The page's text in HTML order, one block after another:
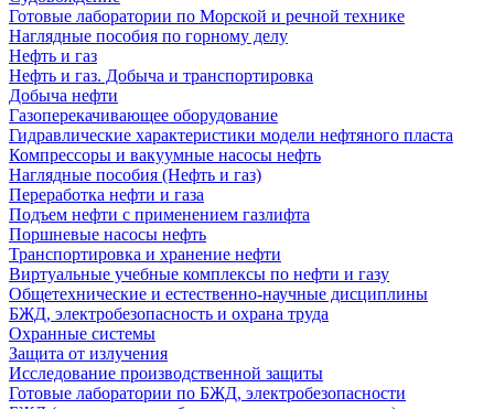
Готовые лаборатории по Морской и речной технике
Наглядные пособия по горному делу
Нефть и газ
Нефть и газ. Добыча и транспортировка
Добыча нефти
Газоперекачивающее оборудование
Гидравлические характеристики модели нефтяного пласта
Компрессоры и вакуумные насосы нефть
Наглядные пособия (Нефть и газ)
Переработка нефти и газа
Подъем нефти с применением газлифта
Поршневые насосы нефть
Транспортировка и хранение нефти
Виртуальные учебные комплексы по нефти и газу
Общетехнические и естественно-научные дисциплины
БЖД, электробезопасность и охрана труда
Охранные системы
Защита от излучения
Исследование производственной защиты
Готовые лаборатории по БЖД, электробезопасности